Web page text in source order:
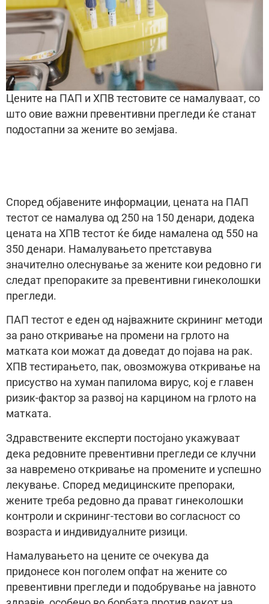
Цените на ПАП и ХПВ тестовите се намалуваат, со
што овие важни превентивни прегледи ќе станат
подостапни за жените во земјава.
Според објавените информации, цената на ПАП
тестот се намалува од 250 на 150 денари, додека
цената на ХПВ тестот ќе биде намалена од 550 на
350 денари. Намалувањето претставува
значително олеснување за жените кои редовно ги
следат препораките за превентивни гинеколошки
прегледи.
ПАП тестот е еден од најважните скрининг методи
за рано откривање на промени на грлото на
матката кои можат да доведат до појава на рак.
ХПВ тестирањето, пак, овозможува откривање на
присуство на хуман папилома вирус, кој е главен
ризик-фактор за развој на карцином на грлото на
матката.
Здравствените експерти постојано укажуваат
дека редовните превентивни прегледи се клучни
за навремено откривање на промените и успешно
лекување. Според медицинските препораки,
жените треба редовно да прават гинеколошки
контроли и скрининг-тестови во согласност со
возраста и индивидуалните ризици.
Намалувањето на цените се очекува да
придонесе кон поголем опфат на жените со
превентивни прегледи и подобрување на јавното